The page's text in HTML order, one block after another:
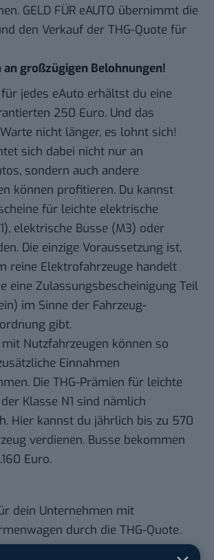
GELD FÜR eAUTO übernimmt die
den Verkauf der THG-Quote für
an großzügigen Belohnungen!
jedes eAuto erhältst du eine
250 Euro. Und das
nicht länger, es lohnt sich!
sich dabei nicht nur an
sondern auch andere
können profitieren. Du kannst
für leichte elektrische
elektrische Busse (M3) oder
Die einzige Voraussetzung ist,
reine Elektrofahrzeuge handelt
eine Zulassungsbescheinigung Teil
im Sinne der Fahrzeug-
gibt.
Nutzfahrzeugen können so
Einnahmen
Die THG-Prämien für leichte
Klasse N1 sind nämlich
Hier kannst du jährlich bis zu 570
verdienen. Busse bekommen
Euro.
dein Unternehmen mit
durch die THG-Quote.
ist einfach und der finanzielle